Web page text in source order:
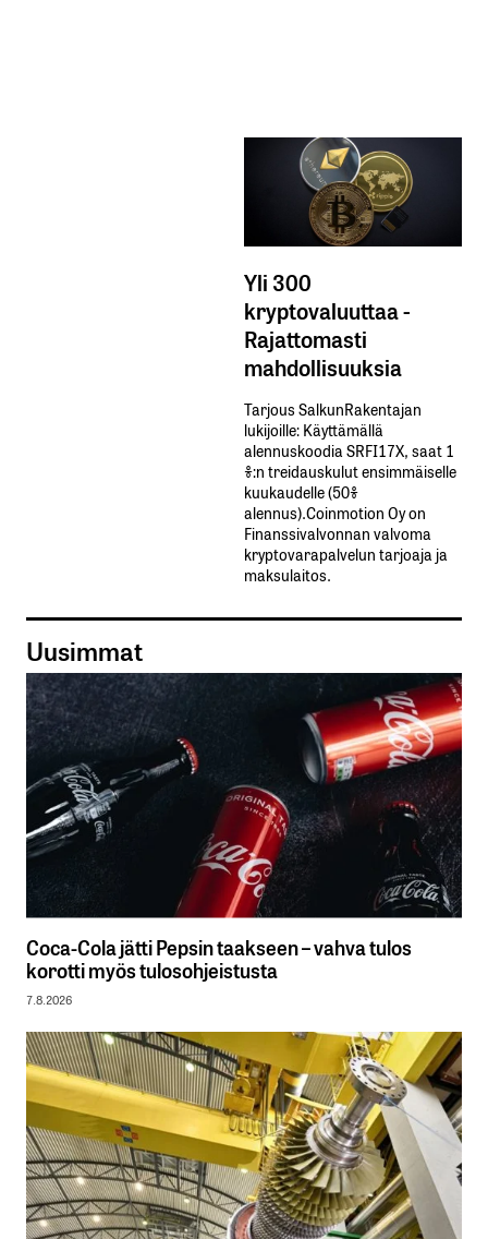
Yli 300
kryptovaluuttaa -
Rajattomasti
mahdollisuuksia
Tarjous SalkunRakentajan
lukijoille: Käyttämällä​ ​
alennuskoodia​ ​SRFI17X,​ ​saat​ ​1
%:n treidauskulut​ ​ensimmäiselle​ ​
kuukaudelle​ ​(50%​ ​
alennus).Coinmotion Oy on
Finanssivalvonnan valvoma
kryptovarapalvelun tarjoaja ja
maksulaitos.
Uusimmat
Coca-Cola jätti Pepsin taakseen – vahva tulos
korotti myös tulosohjeistusta
7.8.2026